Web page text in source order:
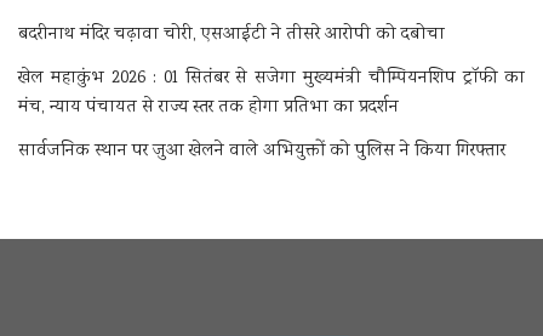
बदरीनाथ मंदिर चढ़ावा चोरी, एसआईटी ने तीसरे आरोपी को दबोचा
खेल महाकुंभ 2026 : 01 सितंबर से सजेगा मुख्यमंत्री चौम्पियनशिप ट्रॉफी का
मंच, न्याय पंचायत से राज्य स्तर तक होगा प्रतिभा का प्रदर्शन
सार्वजनिक स्थान पर जुआ खेलने वाले अभियुक्तों को पुलिस ने किया गिरफ्तार